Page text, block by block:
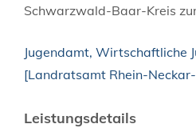
Schwarzwald-Baar-Kreis
Jugendamt, Wirtschaftliche
[Landratsamt Rhein-
Leistungsdetails